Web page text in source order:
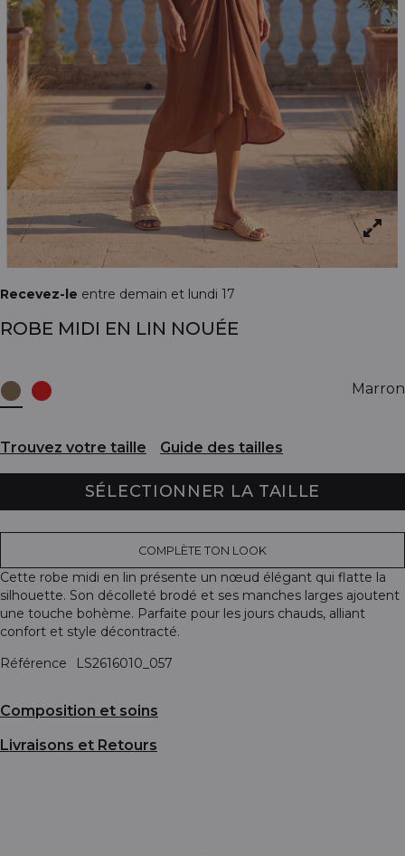
Recevez-le entre demain et lundi 17
ROBE MIDI EN LIN NOUÉE
Marron
Trouvez votre taille Guide des tailles
SÉLECTIONNER LA TAILLE
COMPLÈTE TON LOOK
Cette robe midi en lin présente un nœud élégant qui flatte la
silhouette. Son décolleté brodé et ses manches larges ajoutent
une touche bohème. Parfaite pour les jours chauds, alliant
confort et style décontracté.
Référence
LS2616010_057
Composition et soins
Livraisons et Retours